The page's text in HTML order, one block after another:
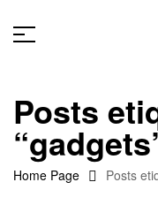
Posts
Home Page Posts